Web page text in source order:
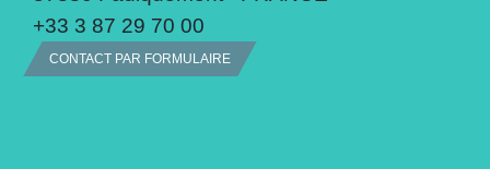
+33 3 87 29 70 00
CONTACT PAR FORMULAIRE